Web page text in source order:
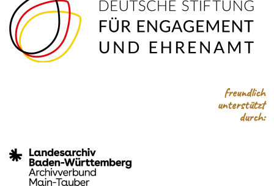
freundlich
unterstützt
durch: